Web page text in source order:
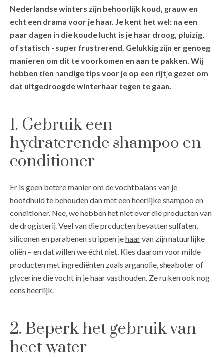
Nederlandse winters zijn behoorlijk koud, grauw en
echt een drama voor je haar. Je kent het wel: na een
paar dagen in die koude lucht is je haar droog, pluizig,
of statisch - super frustrerend. Gelukkig zijn er genoeg
manieren om dit te voorkomen en aan te pakken. Wij
hebben tien handige tips voor je op een rijtje gezet om
dat uitgedroogde winterhaar tegen te gaan.
1. Gebruik een
hydraterende shampoo en
conditioner
Er is geen betere manier om de vochtbalans van je
hoofdhuid te behouden dan met een heerlijke shampoo en
conditioner. Nee, we hebben het niet over die producten van
de drogisterij. Veel van die producten bevatten sulfaten,
siliconen en parabenen strippen jehaarvan zijn natuurlijke
oliën – en dat willen we écht niet. Kies daarom voor milde
producten met ingrediënten zoals arganolie, sheaboter of
glycerine die vocht in je haar vasthouden. Ze ruiken ook nog
eens heerlijk.
2. Beperk het gebruik van
heet water